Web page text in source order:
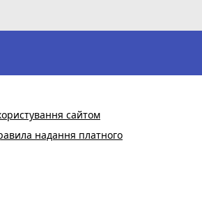
сайтом
надання платного